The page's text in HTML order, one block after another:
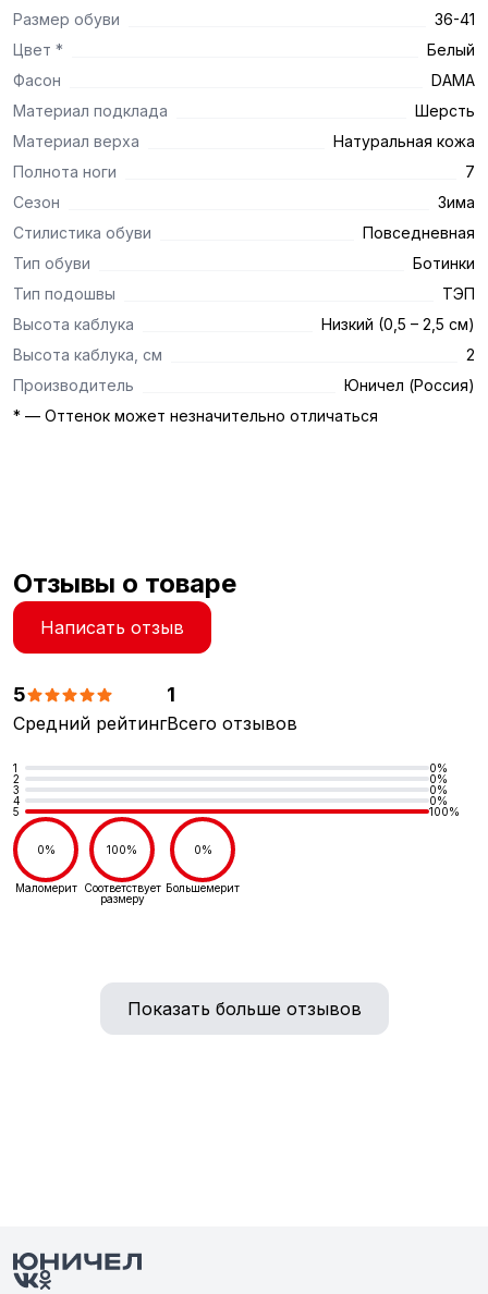
Размер обуви
36-41
Цвет *
Белый
Фасон
DAMA
Материал подклада
Шерсть
Материал верха
Натуральная кожа
Полнота ноги
7
Сезон
Зима
Стилистика обуви
Повседневная
Тип обуви
Ботинки
Тип подошвы
ТЭП
Высота каблука
Низкий (0,5 – 2,5 см)
Высота каблука, см
2
Производитель
Юничел (Россия)
* — Оттенок может незначительно отличаться
Отзывы о товаре
Написать отзыв
5
Средний рейтинг
1
Всего отзывов
1
0%
2
0%
3
0%
4
0%
5
100%
0%
Маломерит
100%
Соответствует
размеру
0%
Большемерит
Показать больше отзывов